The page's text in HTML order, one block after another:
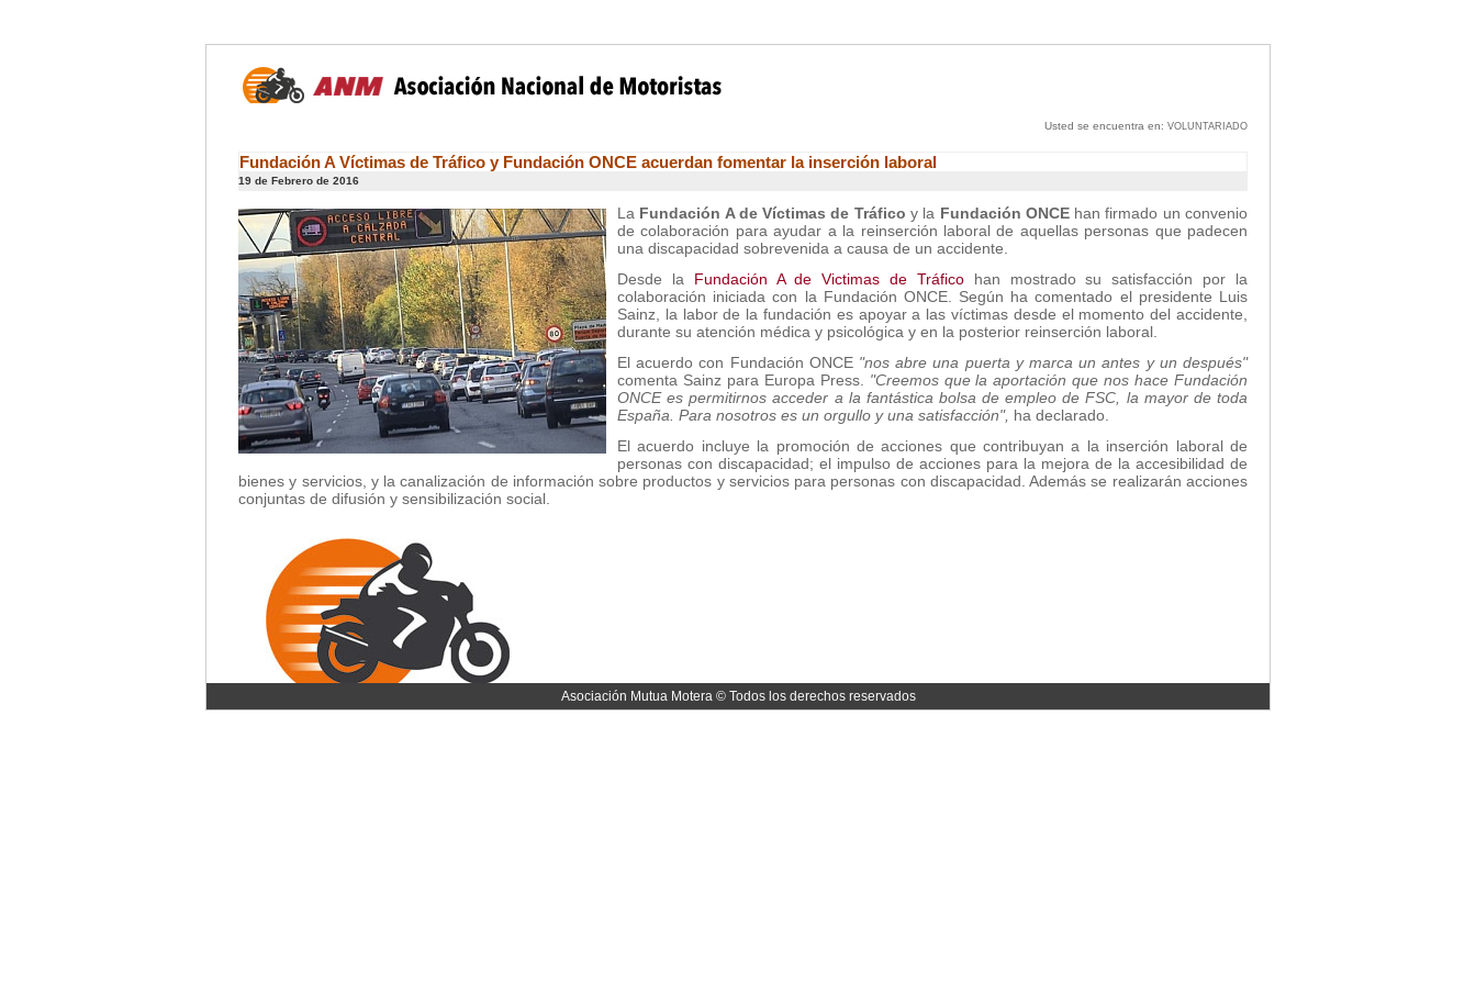
Usted se encuentra en: VOLUNTARIADO
Fundación A Víctimas de Tráfico y Fundación ONCE acuerdan fomentar la inserción laboral
19 de Febrero de 2016
La Fundación A de Víctimas de Tráfico y la Fundación ONCE han firmado un convenio
de colaboración para ayudar a la reinserción laboral de aquellas personas que padecen
una discapacidad sobrevenida a causa de un accidente.
Desde la Fundación A de Victimas de Tráficohan mostrado su satisfacción por la
colaboración iniciada con la Fundación ONCE. Según ha comentado el presidente Luis
Sainz, la labor de la fundación es apoyar a las víctimas desde el momento del accidente,
durante su atención médica y psicológica y en la posterior reinserción laboral.
El acuerdo con Fundación ONCE "nos abre una puerta y marca un antes y un después"
comenta Sainz para Europa Press. "Creemos que la aportación que nos hace Fundación
ONCE es permitirnos acceder a la fantástica bolsa de empleo de FSC, la mayor de toda
España. Para nosotros es un orgullo y una satisfacción", ha declarado.
El acuerdo incluye la promoción de acciones que contribuyan a la inserción laboral de
personas con discapacidad; el impulso de acciones para la mejora de la accesibilidad de
bienes y servicios, y la canalización de información sobre productos y servicios para personas con discapacidad. Además se realizarán acciones
conjuntas de difusión y sensibilización social.
Asociación Mutua Motera © Todos los derechos reservados